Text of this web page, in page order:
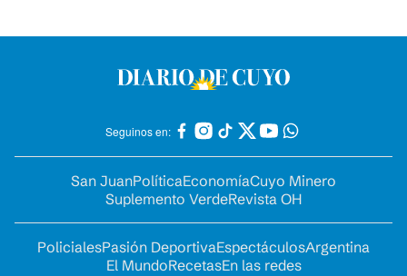
Seguinos en:
San JuanPolíticaEconomíaCuyo Minero
Suplemento VerdeRevista OH
PolicialesPasión DeportivaEspectáculosArgentina
El MundoRecetasEn las redes